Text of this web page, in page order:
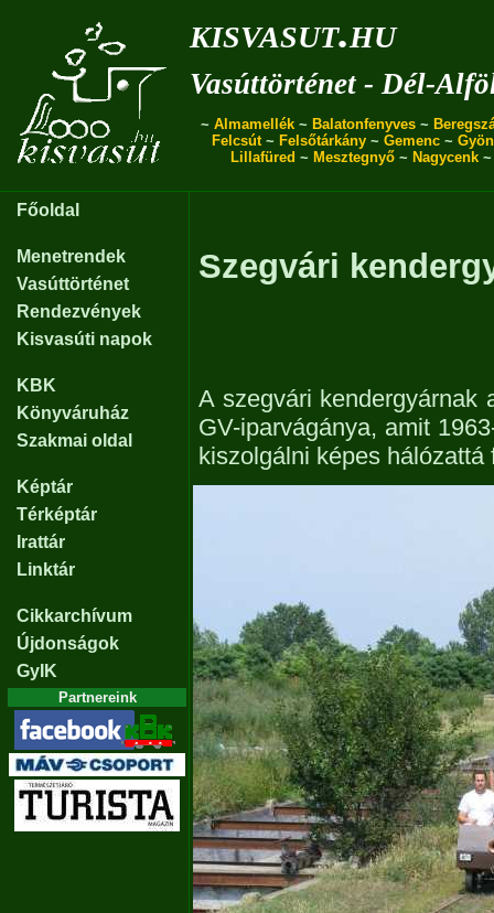
kisvasut.hu
Vasúttörténet - Dél-
~ Almamellék ~ Balatonfenyves ~
Felcsút~ Felsőtárkány ~ Gemenc ~
Lillafüred ~ Mesztegnyő~ Nagycenk
Főoldal
Menetrendek
Vasúttörténet
Rendezvények
Kisvasúti napok
KBK
Könyváruház
Szakmai oldal
Képtár
Térképtár
Irattár
Linktár
Cikkarchívum
Újdonságok
GyIK
Partnereink
Szegvári
A szegvári kendergyárnak
GV-iparvágánya, amit
kiszolgálni képes hálózattá